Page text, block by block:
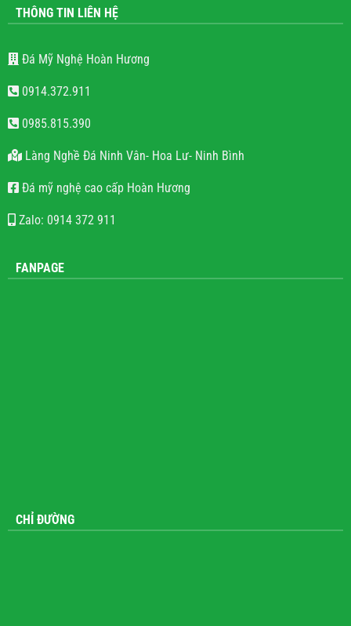
Đá Mỹ Nghệ Hoàn Hương
0914.372.911
0985.815.390
Làng Nghề Đá Ninh Vân- Hoa Lư- Ninh Bình
Đá mỹ nghệ cao cấp Hoàn Hương